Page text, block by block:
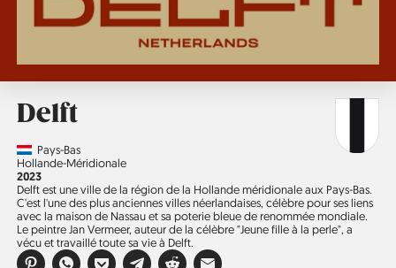
Delft
CountryPays-Bas
Région
Hollande-Méridionale
Année
2023
Delft est une ville de la région de la Hollande méridionale aux Pays-Bas.
C'est l'une des plus anciennes villes néerlandaises, célèbre pour ses liens
avec la maison de Nassau et sa poterie bleue de renommée mondiale.
Le peintre Jan Vermeer, auteur de la célèbre "Jeune fille à la perle", a
vécu et travaillé toute sa vie à Delft.